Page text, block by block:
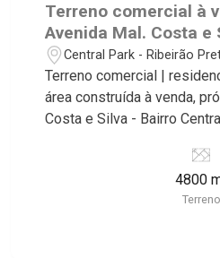
Terreno comercial à
Avenida Mal. Costa e
Preto/SP.
Central Park - Ribeirão
Terreno comercial |
área construída à venda,
Costa e Silva - Bairro
imóvel que a Martinelli
aprovado de 96
4800
Terreno